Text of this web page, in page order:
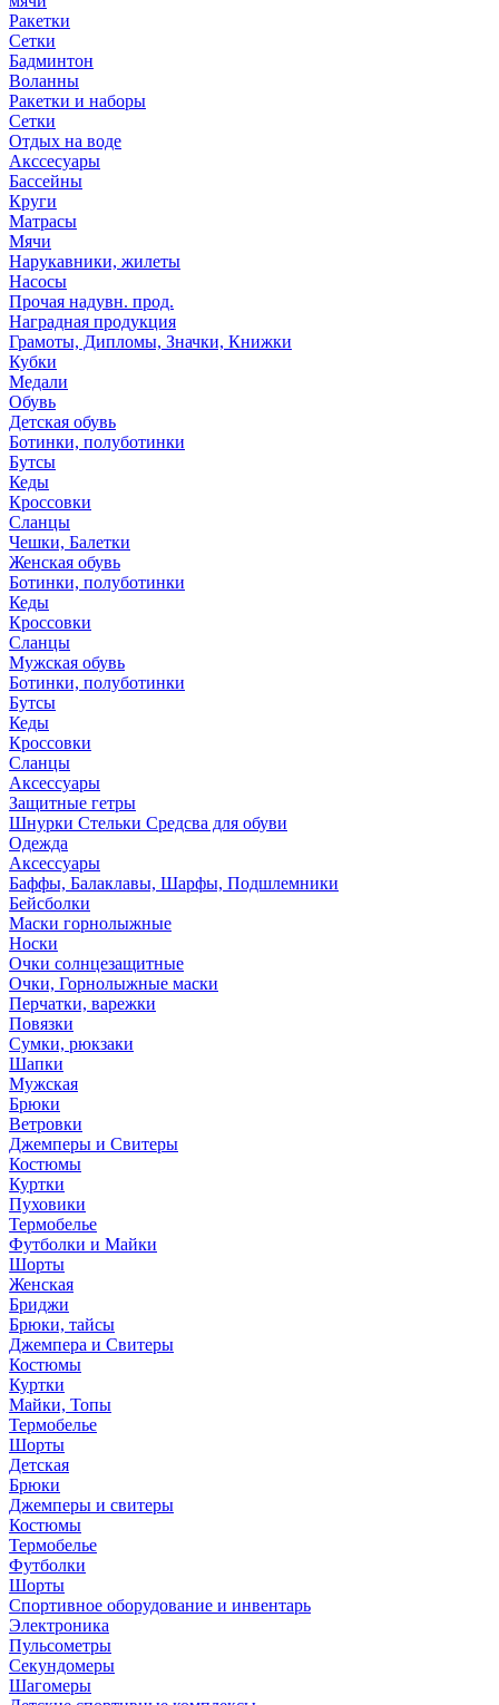
Ракетки
Сетки
Бадминтон
Воланны
Ракетки и наборы
Сетки
Отдых на воде
Акссесуары
Бассейны
Круги
Матрасы
Мячи
Нарукавники, жилеты
Насосы
Прочая надувн. прод.
Наградная продукция
Грамоты, Дипломы, Значки, Книжки
Кубки
Медали
Обувь
Детская обувь
Ботинки, полуботинки
Бутсы
Кеды
Кроссовки
Сланцы
Чешки, Балетки
Женская обувь
Ботинки, полуботинки
Кеды
Кроссовки
Сланцы
Мужская обувь
Ботинки, полуботинки
Бутсы
Кеды
Кроссовки
Сланцы
Аксессуары
Защитные гетры
Шнурки Стельки Средсва для обуви
Одежда
Аксессуары
Баффы, Балаклавы, Шарфы, Подшлемники
Бейсболки
Маски горнолыжные
Носки
Очки солнцезащитные
Очки, Горнолыжные маски
Перчатки, варежки
Повязки
Сумки, рюкзаки
Шапки
Мужская
Брюки
Ветровки
Джемперы и Свитеры
Костюмы
Куртки
Пуховики
Термобелье
Футболки и Майки
Шорты
Женская
Бриджи
Брюки, тайсы
Джемпера и Свитеры
Костюмы
Куртки
Майки, Топы
Термобелье
Шорты
Детская
Брюки
Джемперы и свитеры
Костюмы
Термобелье
Футболки
Шорты
Спортивное оборудование и инвентарь
Электроника
Пульсометры
Секундомеры
Шагомеры